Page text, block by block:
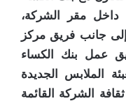
مقر الشركة،
جانب فريق مركز
عمل بنك الكساء
الملابس الجديدة
الشركة القائمة